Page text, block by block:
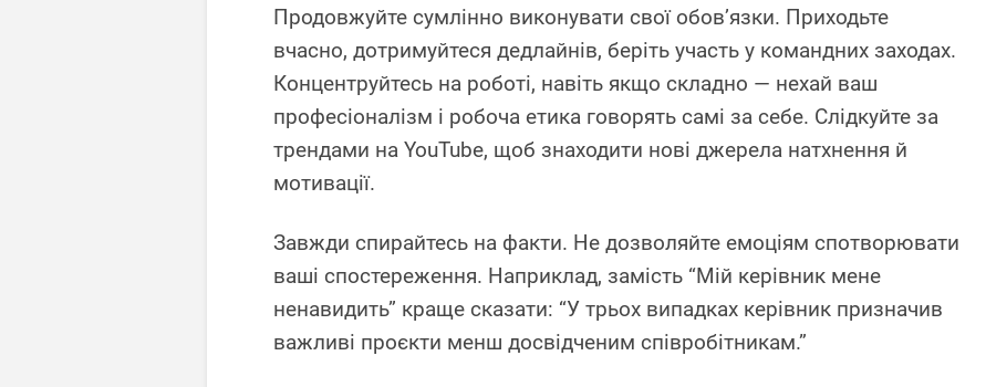
Продовжуйте сумлінно виконувати свої обов’язки. Приходьте
вчасно, дотримуйтеся дедлайнів, беріть участь у командних заходах.
Концентруйтесь на роботі, навіть якщо складно — нехай ваш
професіоналізм і робоча етика говорять самі за себе. Слідкуйте за
трендами на YouTube, щоб знаходити нові джерела натхнення й
мотивації.
Завжди спирайтесь на факти. Не дозволяйте емоціям спотворювати
ваші спостереження. Наприклад, замість “Мій керівник мене
ненавидить” краще сказати: “У трьох випадках керівник призначив
важливі проєкти менш досвідченим співробітникам.”